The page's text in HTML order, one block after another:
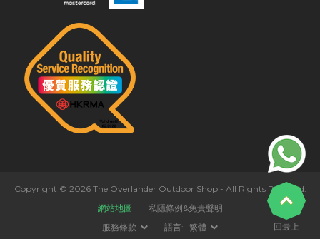
回最上
Copyright © 2026 The Overlander Outdoor Shop - All Rights Reserved.
網站地圖
私隱條例&免責聲明
服務條款
語言: 繁體